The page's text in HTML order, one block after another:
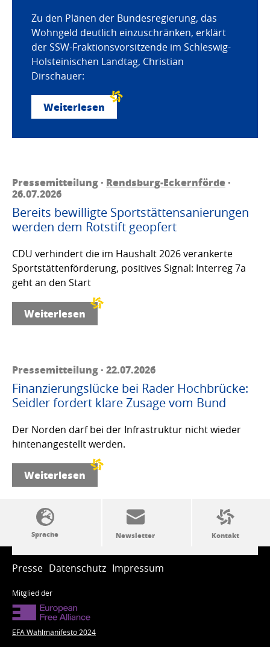
Zu den Plänen der Bundesregierung, das
Wohngeld deutlich einzuschränken, erklärt
der SSW-Fraktionsvorsitzende im Schleswig-
Holsteinischen Landtag, Christian
Dirschauer:
Weiterlesen
Pressemitteilung · Rendsburg-Eckernförde·
26.07.2026
Bereits bewilligte Sportstättensanierungen
werden dem Rotstift geopfert
CDU verhindert die im Haushalt 2026 verankerte
Sportstättenförderung, positives Signal: Interreg 7a
geht an den Start
Weiterlesen
Pressemitteilung · 22.07.2026
Finanzierungslücke bei Rader Hochbrücke:
Seidler fordert klare Zusage vom Bund
Der Norden darf bei der Infrastruktur nicht wieder
hintenangestellt werden.
Weiterlesen
SSW-Politik von A bis Z
Presse Datenschutz Impressum
Mitglied der
EFA Wahlmanifesto 2024